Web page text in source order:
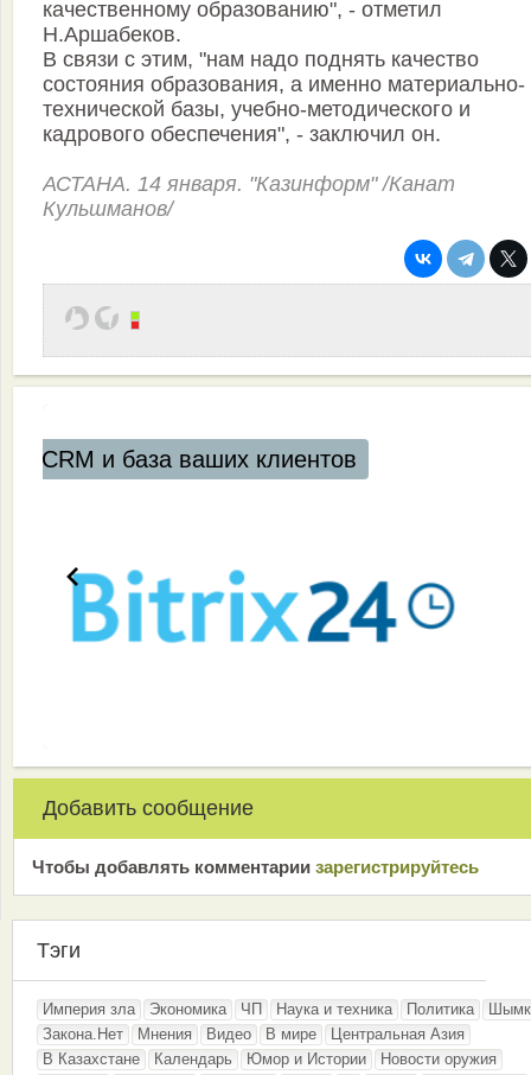
качественному образованию", - отметил
Н.Аршабеков.
В связи с этим, "нам надо поднять качество
состояния образования, а именно материально-
технической базы, учебно-методического и
кадрового обеспечения", - заключил он.
АСТАНА. 14 января. "Казинформ" /Канат
Кульшманов/
клиентов
Добавить сообщение
Чтобы добавлять комментарии зарeгиcтрирyйтeсь
Тэги
Империя зла Экономика ЧП Наука и техника Политика
Закона.Нет
Мнения Видео В мире
Центральная Азия
В Казахстане
Календарь Юмор и Истории
Новости оружия